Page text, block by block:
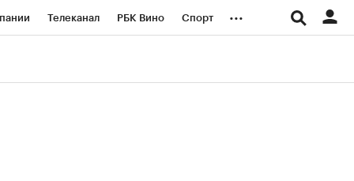
Телеканал РБК Вино Спорт ...